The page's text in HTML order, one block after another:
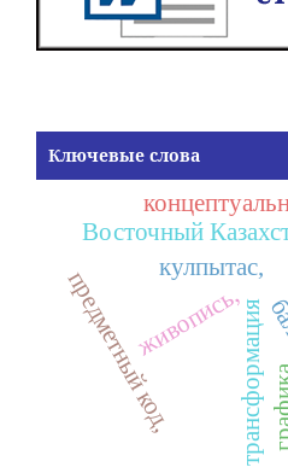
Ключевые слова
живопись,
кулпытас,
предметный код, трансформация
Восточный